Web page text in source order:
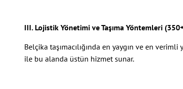
III. Lojistik Yönetimi ve Taşıma Yöntemleri
Belçika taşımacılığında en yaygın ve en verimli
ile bu alanda üstün hizmet sunar.